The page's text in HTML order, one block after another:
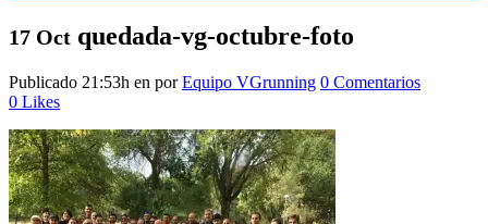
17 Oct quedada-vg-octubre-foto
Publicado 21:53h en porEquipo VGrunning 0 Comentarios
0 Likes